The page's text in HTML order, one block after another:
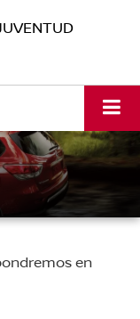
en